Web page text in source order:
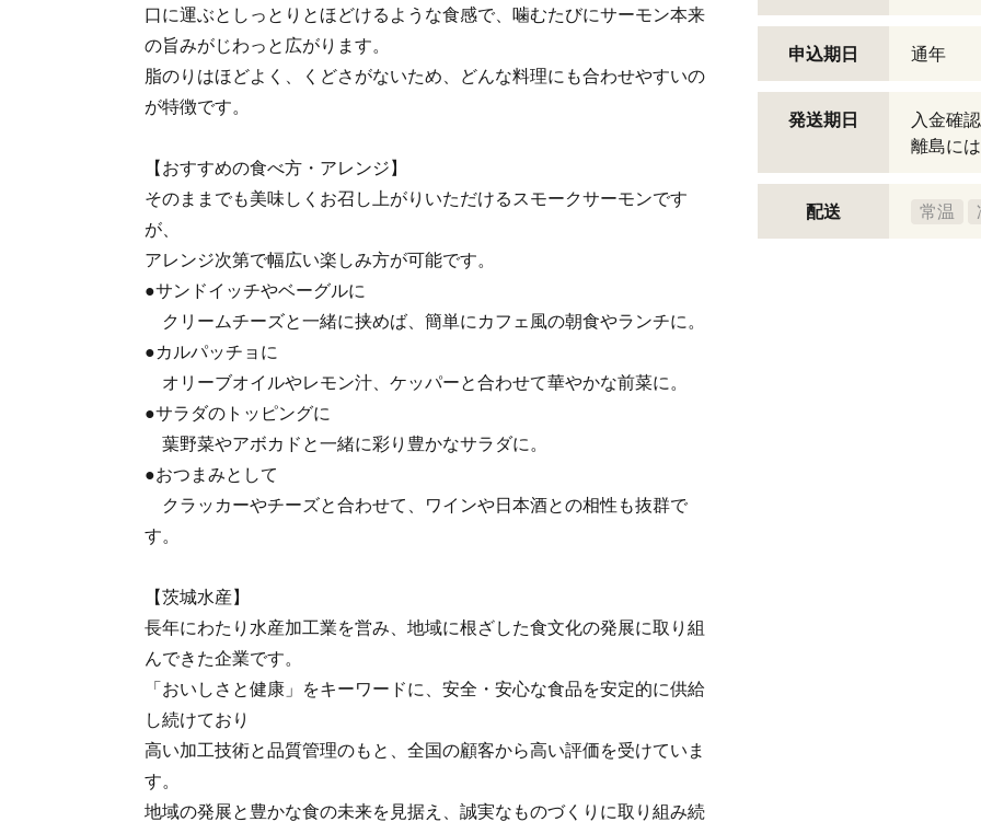
口に運ぶとしっとりとほどけるような食感で、噛むたびにサーモン本来
の旨みがじわっと広がります。
脂のりはほどよく、くどさがないため、どんな料理にも合わせやすいの
が特徴です。
【おすすめの食べ方・アレンジ】
そのままでも美味しくお召し上がりいただけるスモークサーモンです
が、
アレンジ次第で幅広い楽しみ方が可能です。
●サンドイッチやベーグルに
クリームチーズと一緒に挟めば、簡単にカフェ風の朝食やランチに。
●カルパッチョに
オリーブオイルやレモン汁、ケッパーと合わせて華やかな前菜に。
●サラダのトッピングに
葉野菜やアボカドと一緒に彩り豊かなサラダに。
●おつまみとして
クラッカーやチーズと合わせて、ワインや日本酒との相性も抜群で
す。
【茨城水産】
長年にわたり水産加工業を営み、地域に根ざした食文化の発展に取り組
んできた企業です。
「おいしさと健康」をキーワードに、安全・安心な食品を安定的に供給
し続けており
高い加工技術と品質管理のもと、全国の顧客から高い評価を受けていま
す。
地域の発展と豊かな食の未来を見据え、誠実なものづくりに取り組み続
申込期日 通年
発送期日
入金確
離島に
配送 常温